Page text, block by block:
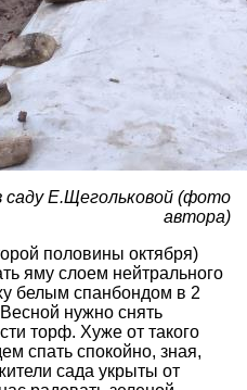
саду Е.Щегольковой (фото
автора)
половины октября)
яму слоем нейтрального
белым спанбондом в 2
нужно снять
торф. Хуже от такого
спать спокойно, зная,
сада укрыты от